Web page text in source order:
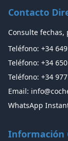
Contacto
Consulte
Teléfono: +34
Teléfono: +34
Teléfono: +34
Email:
WhatsApp
Información